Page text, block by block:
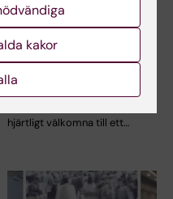
27 aug 2026-27 aug 2026
Ebola: från Goma till
Stockholm, vad kan
vi lära oss?
hjärtligt välkomna till ett…
kakor